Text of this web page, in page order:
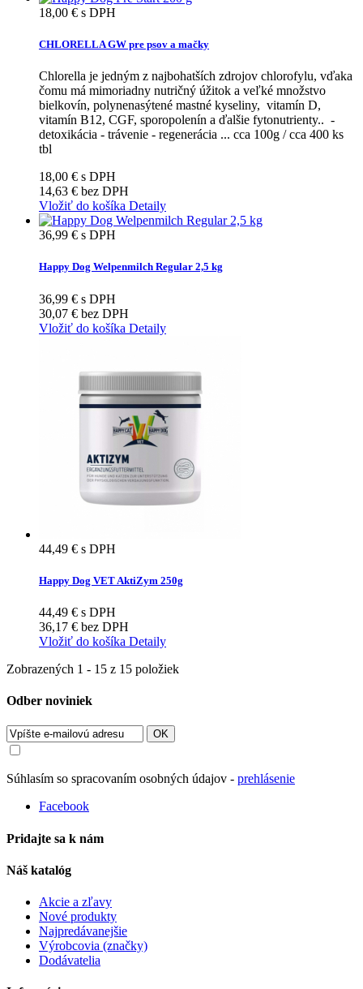
18,00 € s DPH
CHLORELLA GW pre psov a mačky
Chlorella je jedným z najbohatších zdrojov chlorofylu, vďaka
čomu má mimoriadny nutričný úžitok a veľké množstvo
bielkovín, polynenasýtené mastné kyseliny, vitamín D,
vitamín B12, CGF, sporopolenín a ďalšie fytonutrienty.. -
detoxikácia - trávenie - regenerácia ... cca 100g / cca 400 ks
tbl
18,00 € s DPH
14,63 € bez DPH
Vložiť do košíka Detaily
36,99 € s DPH
Happy Dog Welpenmilch Regular 2,5 kg
36,99 € s DPH
30,07 € bez DPH
Vložiť do košíka Detaily
44,49 € s DPH
Happy Dog VET AktiZym 250g
44,49 € s DPH
36,17 € bez DPH
Vložiť do košíka Detaily
Zobrazených 1 - 15 z 15 položiek
Odber noviniek
OK
Súhlasím so spracovaním osobných údajov - prehlásenie
Facebook
Pridajte sa k nám
Náš katalóg
Akcie a zľavy
Nové produkty
Najpredávanejšie
Výrobcovia (značky)
Dodávatelia